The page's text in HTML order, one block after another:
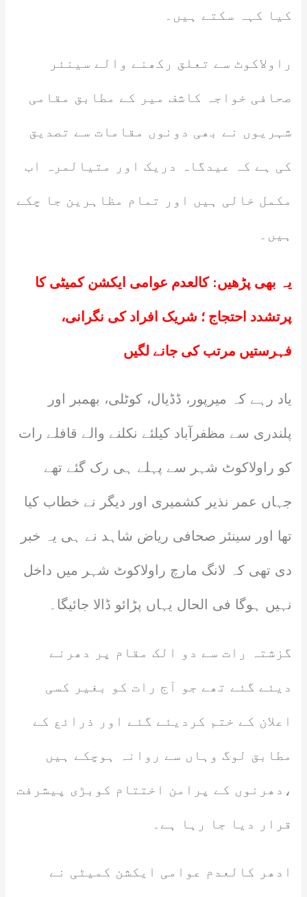
کیا کہہ سکتے ہیں۔
راولاکوٹ سے تعلق رکھنے والے سینئر
صحافی خواجہ کاشف میر کے مطابق مقامی
شہریوں نے بھی دونوں مقامات سے تصدیق
کی ہے کہ عیدگاہ دریک اور متیالمرہ اب
مکمل خالی ہیں اور تمام مظاہرین جا چکے
ہیں۔
یہ بھی پڑھیں:کالعدم عوامی ایکشن کمیٹی کا
پرتشدد احتجاج ؛ شریک افراد کی نگرانی،
فہرستیں مرتب کی جانے لگیں
یاد رہے کہ میرپور، ڈڈیال، کوٹلی، بھمبر اور
پلندری سے مظفرآباد کیلئے نکلنے والے قافلے رات
کو راولاکوٹ شہر سے پہلے ہی رک گئے تھے
جہاں عمر نذیر کشمیری اور دیگر نے خطاب کیا
تھا اور سینئر صحافی ریاض شاہد نے ہی یہ خبر
دی تھی کہ لانگ مارچ راولاکوٹ شہر میں داخل
نہیں ہوگا فی الحال یہاں پڑائو ڈالا جائیگا۔
گزشتہ رات سے دو الک مقام پر دھرنے
دیئے گئے تھے جو آج رات کو بغیر کسی
اعلان کے ختم کردیئے گئے اور ذرائع کے
مطابق لوگ وہاں سے روانہ ہوچکے ہیں
،دھرنوں کے پرامن اختتام کوبڑی پیشرفت
قرار دیا جا رہا ہے۔
ادھر کالعدم عوامی ایکشن کمیٹی نے